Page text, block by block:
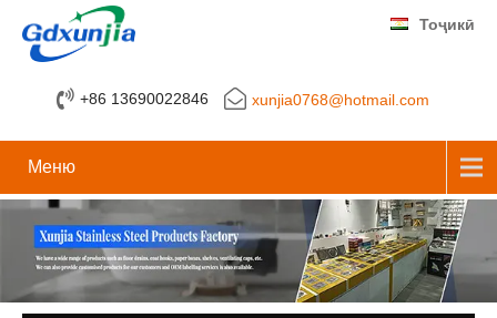
+86 13690022846 xunjia0768@hotmail.com
Тоҷикӣ
Меню